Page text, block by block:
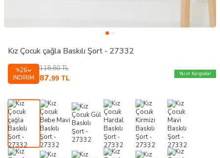
Kız Çocuk çağla Baskılı Şort - 27332
%26
İNDIRIM
118,80TL
87,99 TL
Yarın Kargoda!